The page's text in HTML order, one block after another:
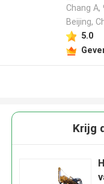
Chang A,
Beijing,
5.0
Krijg